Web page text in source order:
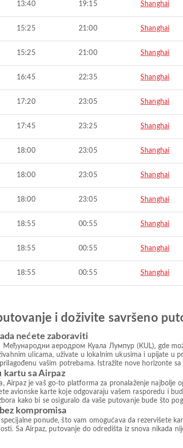
13:40 19:15 Shanghai
15:25 21:00 Shanghai
15:25 21:00 Shanghai
16:45 22:35 Shanghai
17:20 23:05 Shanghai
17:45 23:25 Shanghai
18:00 23:05 Shanghai
18:00 23:05 Shanghai
18:00 23:05 Shanghai
18:55 00:55 Shanghai
18:55 00:55 Shanghai
18:55 00:55 Shanghai
i doživite savršeno
nećete zaboraviti
Међународни аеродром Куала Лумпур (KUL), gde
ulicama, uživate u lokalnim ukusima i upijate
vašim potrebama. Istražite nove horizonte
kartu sa Airpaz
Airpaz je vaš go-to platforma za pronalaženje najbolje
avionske karte koje odgovaraju vašem rasporedu i
kako bi se osiguralo da vaše putovanje bude što
kompromisa
ponude, što vam omogućava da rezervišete
Sa Airpaz, putovanje do odredišta iz snova nikada